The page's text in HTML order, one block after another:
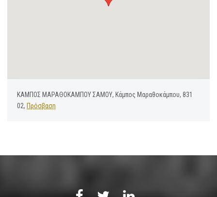
ΚΑΜΠΟΣ ΜΑΡΑΘΟΚΑΜΠΟΥ ΣΑΜΟΥ, Κάμπος Μαραθοκάμπου, 831
02, Πρόσβαση